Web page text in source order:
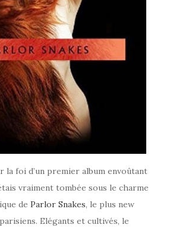
la foi d’un premier album envoûtant
vraiment tombée sous le charme
de Parlor Snakes, le plus new
Elégants et cultivés, le